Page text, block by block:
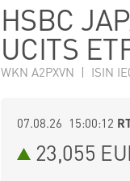
HSBC
UCITS
WKN A2PXVN | ISIN
07.08.26 15:00:12
23,055